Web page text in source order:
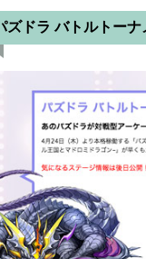
ズドラ バトルトー